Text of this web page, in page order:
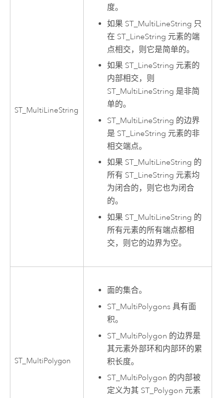
ST_MultiLineString
度。
如果 ST_MultiLineString 只
在 ST_LineString 元素的端
点相交，则它是简单的。
如果 ST_LineString 元素的
内部相交，则
ST_MultiLineString 是非简
单的。
ST_MultiLineString 的边界
是 ST_LineString 元素的非
相交端点。
如果 ST_MultiLineString 的
所有 ST_LineString 元素均
为闭合的，则它也为闭合
的。
如果 ST_MultiLineString 的
所有元素的所有端点都相
交，则它的边界为空。
ST_MultiPolygon
面的集合。
ST_MultiPolygons 具有面
积。
ST_MultiPolygon 的边界是
其元素外部环和内部环的累
积长度。
ST_MultiPolygon 的内部被
定义为其 ST_Polygon 元素